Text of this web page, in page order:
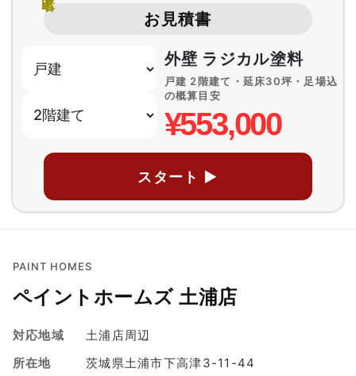
お見積書
外壁 ラジカル塗料
戸建 2階建て・延床30坪・足場込
の概算目安
¥553,000
スタート ▶
PAINT HOMES
ペイントホームズ 土浦店
対応地域
土浦店周辺
所在地
茨城県土浦市下高津3-11-44